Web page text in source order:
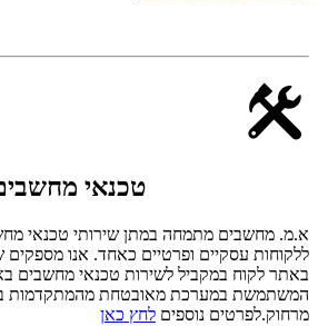
טכנאי
א.מ. מחשבים מתמחה במתן שירותי טכנאי
ללקוחות עסקיים ופרטיים כאחד. אנו
באתר לקוח במקביל לשירות טכנאי מחשבים
המשתמשת במערכת מאובטחת מהמתקדמות
מרחוק.לפרטים נוספים לחץ כאן